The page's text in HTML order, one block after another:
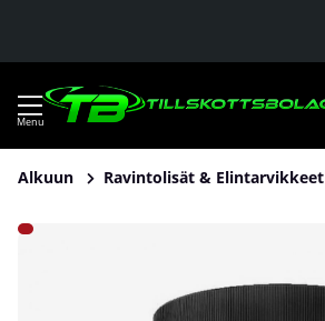
Alkuun Ravintolisät & Elintarvikkeet
Tuotekuvat Mutant CreaKong CX8, 249 g